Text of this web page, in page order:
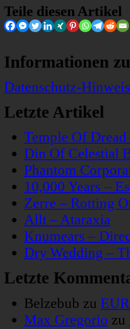
Teile diesen Artikel
Informationen
Datenschutz-Hinweis
Letzte Artikel
Temple Of
Din Of Celestial
Phantom
10,000 Years –
Zerre – Rotting
Allt – Ataraxia
Knumears –
Dry Wedding –
Letzte
Belzebub zu
Max Gregorio zu